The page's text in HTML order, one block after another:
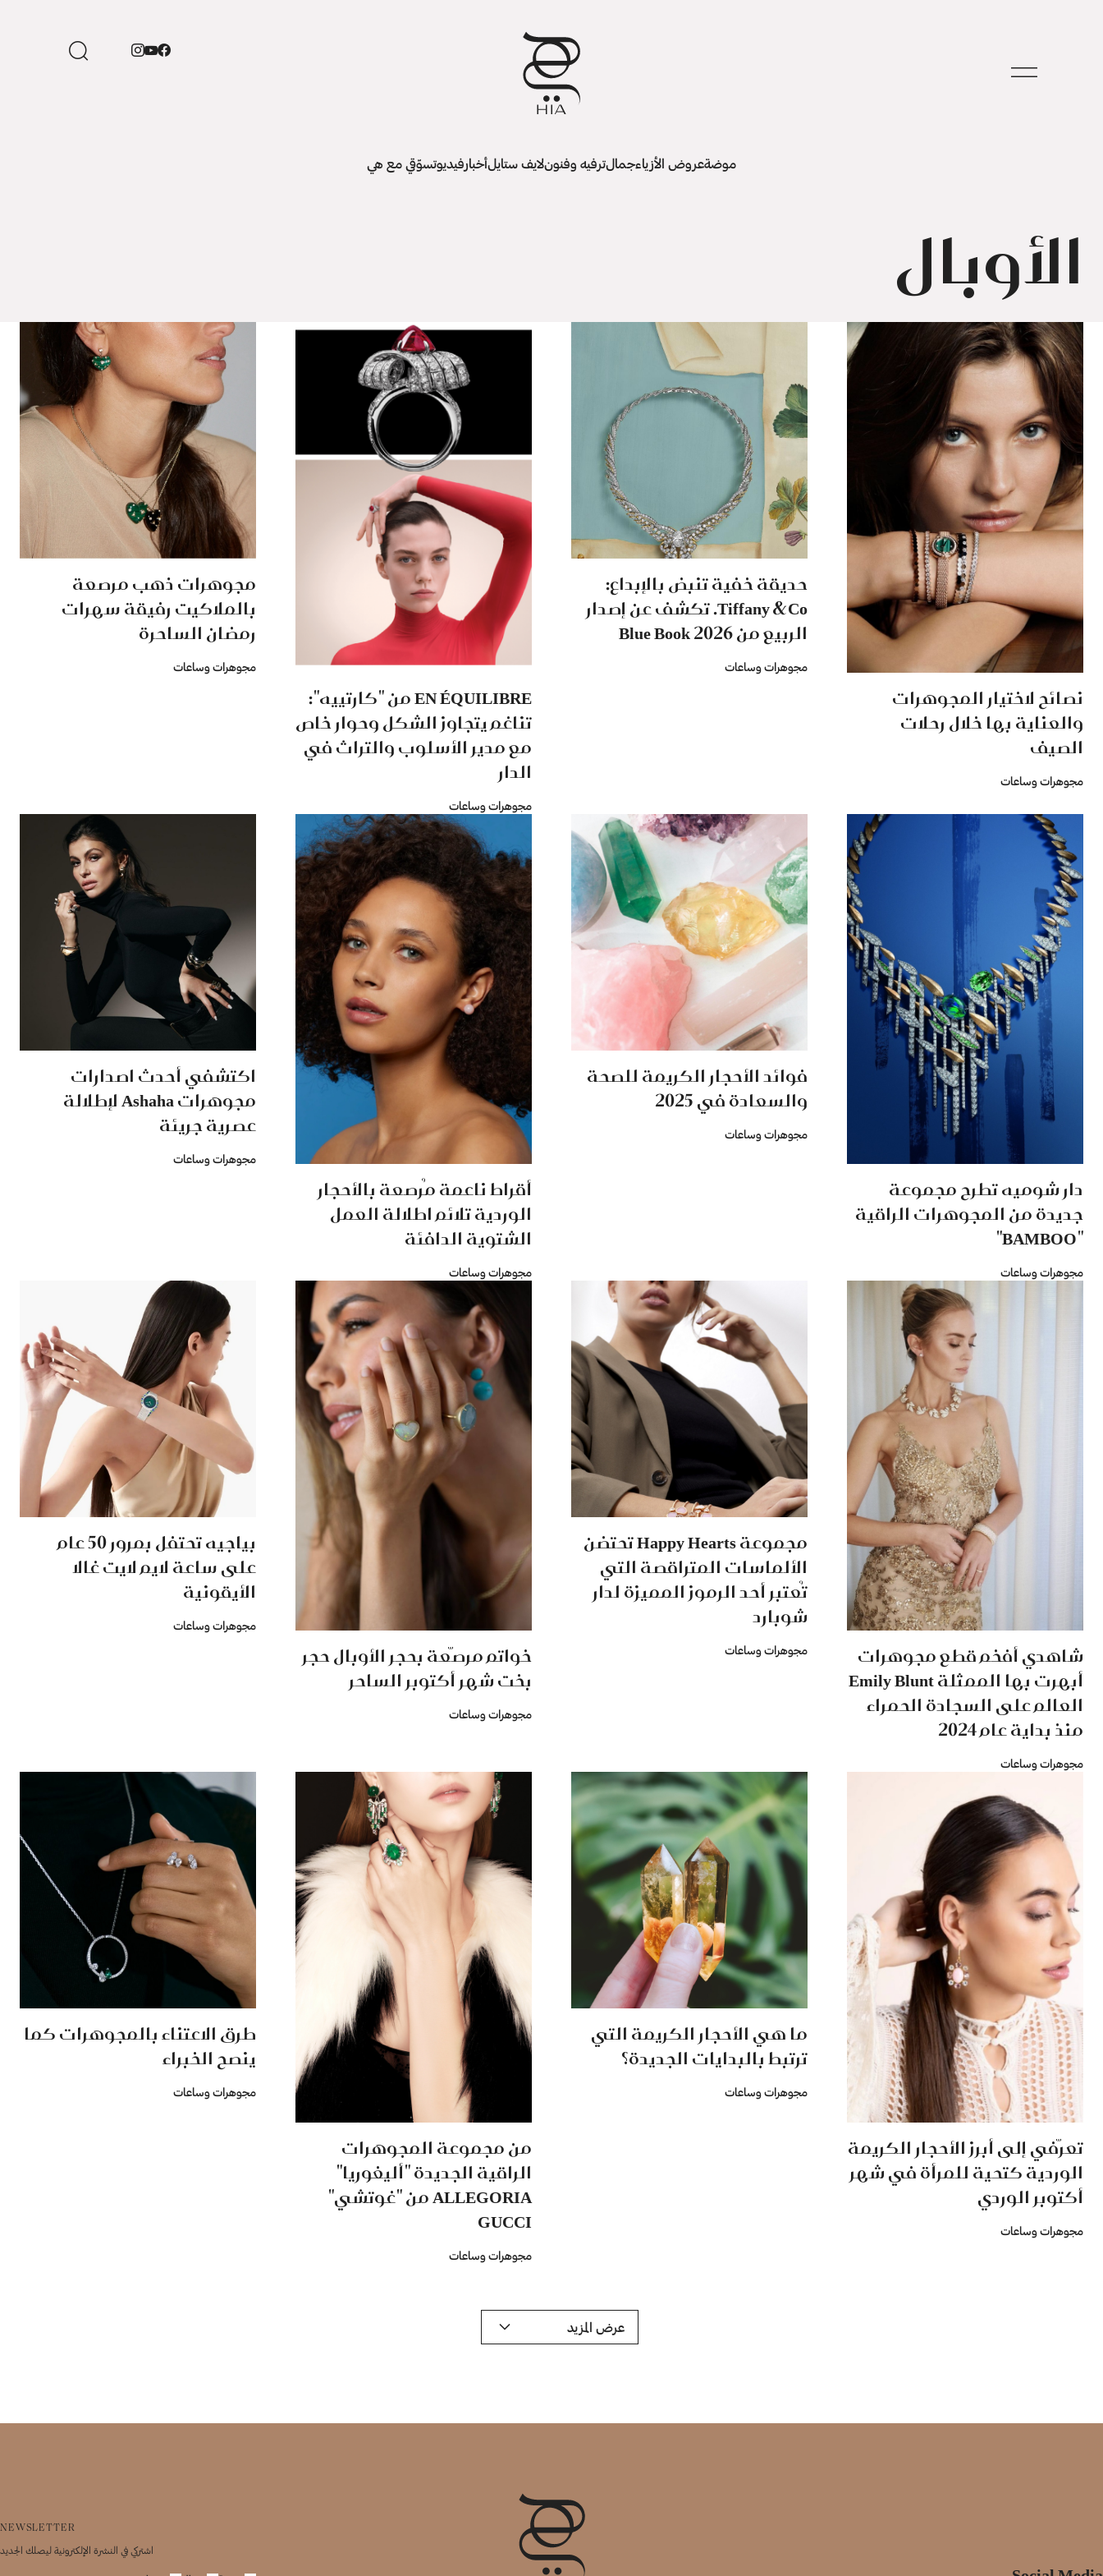
موضةعروض الأزياءجمالترفيه وفنونلايف ستايلأخبارفيديوتسوّقي مع هي
الأوبال
نصائح لاختيار المجوهرات
والعناية بها خلال رحلات
الصيف
مجوهرات وساعات
حديقة خفية تنبض بالإبداع:
Tiffany & Co. تكشف عن إصدار
الربيع من Blue Book 2026
مجوهرات وساعات
EN ÉQUILIBRE من "كارتييه":
تناغم يتجاوز الشكل وحوار خاص
مع مدير الأسلوب والتراث في
الدار
مجوهرات وساعات
مجوهرات ذهب مرصعة
بالملاكيت رفيقة سهرات
رمضان الساحرة
مجوهرات وساعات
دار شوميه تطرح مجموعة
جديدة من المجوهرات الراقية
"BAMBOO"
مجوهرات وساعات
فوائد الأحجار الكريمة للصحة
والسعادة في 2025
مجوهرات وساعات
أقراط ناعمة مُرصعة بالأحجار
الوردية تلائم اطلالة العمل
الشتوية الدافئة
مجوهرات وساعات
اكتشفي أحدث اصدارات
مجوهرات Ashaha لإطلالة
عصرية جريئة
مجوهرات وساعات
شاهدي أفخم قطع مجوهرات
أبهرت بها الممثلة Emily Blunt
العالم على السجادة الحمراء
منذ بداية عام 2024
مجوهرات وساعات
مجموعة Happy Hearts تحتضن
الألماسات المتراقصة التي
تُعتبر أحد الرموز المميزة لدار
شوبارد
مجوهرات وساعات
خواتم مرصّعة بحجر الأوبال حجر
بخت شهر أكتوبر الساحر
مجوهرات وساعات
بياجيه تحتفل بمرور 50 عام
على ساعة لايم لايت غالا
الأيقونية
مجوهرات وساعات
تعرّفي إلى أبرز الأحجار الكريمة
الوردية كتحية للمرأة في شهر
أكتوبر الوردي
مجوهرات وساعات
ما هي الأحجار الكريمة التي
ترتبط بالبدايات الجديدة؟
مجوهرات وساعات
من مجموعة المجوهرات
الراقية الجديدة "أليغوريا"
ALLEGORIA من "غوتشي"
GUCCI
مجوهرات وساعات
طرق الاعتناء بالمجوهرات كما
ينصح الخبراء
مجوهرات وساعات
عرض المزيد
NEWSLETTER
اشتركي في النشرة الإلكترونية ليصلك الجديد